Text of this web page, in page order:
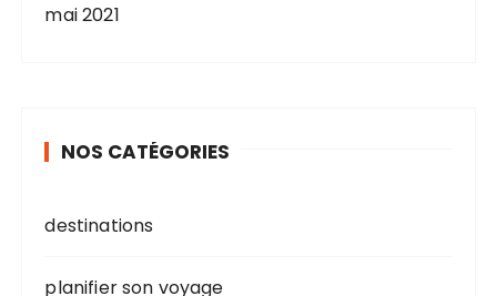
mai 2021
NOS CATÉGORIES
destinations
planifier son voyage